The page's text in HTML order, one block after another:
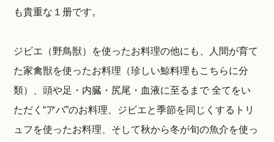
も貴重な１册です。
ジビエ（野鳥獣）を使ったお料理の他にも、人間が育て
た家禽獣を使ったお料理（珍しい鯨料理もこちらに分
類）、頭や足・内臓・尻尾・血液に至るまで 全てをい
ただく“アバ”のお料理、ジビエと季節を同じくするトリ
ュフを使ったお料理、そして秋から冬が旬の魚介を使っ